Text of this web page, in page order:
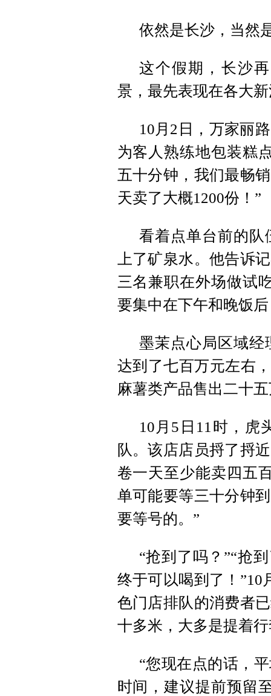
依然是长沙，当然
这个假期，长沙
景，最先表现在各大
10月2日，万家丽
为客人熟练地包装糕
五十分钟，我们最畅
天卖了大概1200份！”
看着点单台前的队
上了矿泉水。他告诉
三名兼职在外场做试
要集中在下午和晚饭
墨茉点心局区域经
达到了七百万元左右
麻薯类产品售出二十
10月5日11时，虎
队。该店店员捋了捋
卷一天至少能卖四五
单可能要等三十分钟
要等号的。”
“抢到了吗？”“抢
终于可以喝到了！”10
色门店排队的消费者
十多米，大多是提着
“您现在点的话，
时间，建议提前预留